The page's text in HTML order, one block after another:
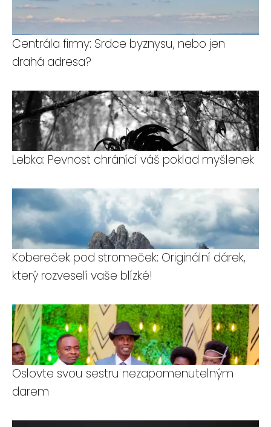
Centrála firmy: Srdce byznysu, nebo jen
drahá adresa?
Lebka: Pevnost chránící váš poklad myšlenek
Kobereček pod stromeček: Originální dárek,
který rozveselí vaše blízké!
Oslovte svou sestru nezapomenutelným
darem